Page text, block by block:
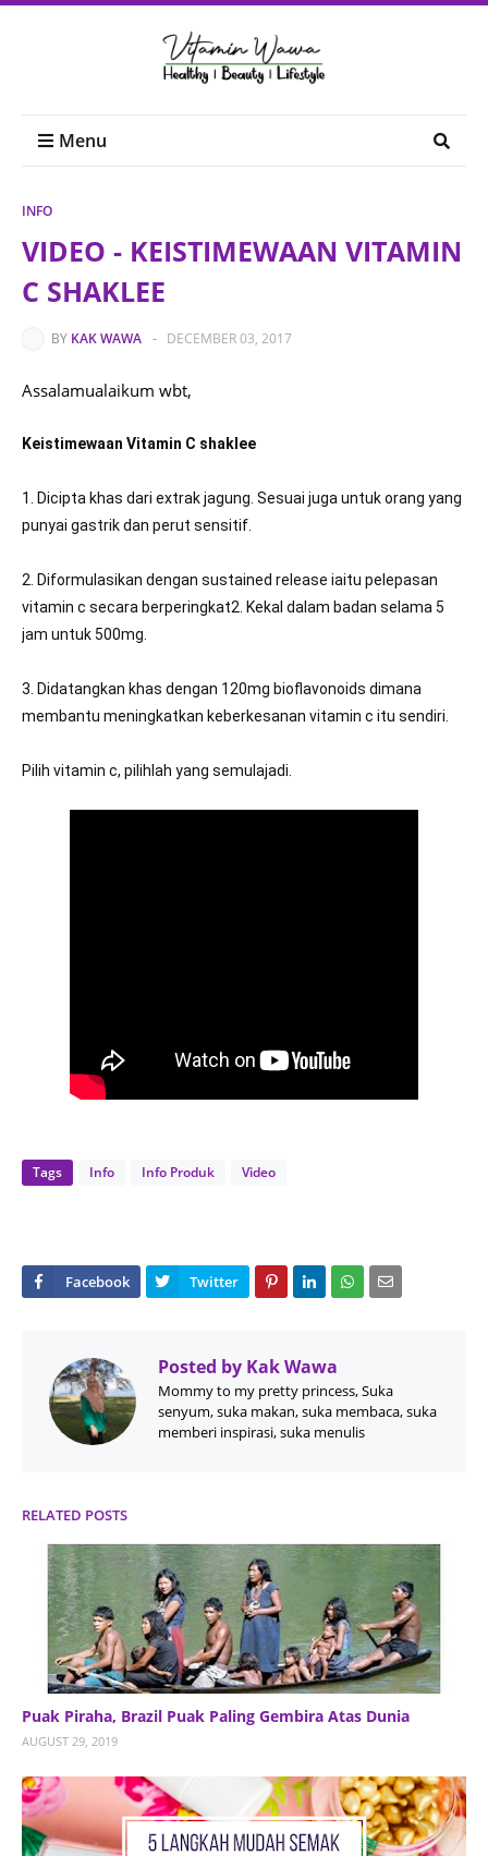
Menu
INFO
VIDEO - KEISTIMEWAAN VITAMIN
C SHAKLEE
BY KAK WAWA - DECEMBER 03, 2017
Assalamualaikum wbt,
Keistimewaan Vitamin C shaklee
1. Dicipta khas dari extrak jagung. Sesuai juga untuk orang yang
punyai gastrik dan perut sensitif.
2. Diformulasikan dengan sustained release iaitu pelepasan
vitamin c secara berperingkat2. Kekal dalam badan selama 5
jam untuk 500mg.
3. Didatangkan khas dengan 120mg bioflavonoids dimana
membantu meningkatkan keberkesanan vitamin c itu sendiri.
Pilih vitamin c, pilihlah yang semulajadi.
Tags Info Info Produk Video
Posted by Kak Wawa
Mommy to my pretty princess, Suka
senyum, suka makan, suka membaca, suka
memberi inspirasi, suka menulis
RELATED POSTS
Puak Piraha, Brazil Puak Paling Gembira Atas Dunia
AUGUST 29, 2019